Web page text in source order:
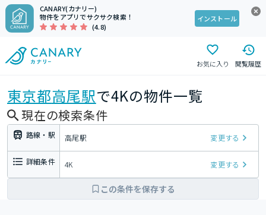
CANARY(カナリー)
物件をアプリでサクサク検索！
(4.8)
インストール
お気に入り 閲覧履歴
東京都高尾駅で4Kの物件一覧
現在の検索条件
路線・駅 高尾駅 変更する
詳細条件 4K 変更する
この条件を保存する